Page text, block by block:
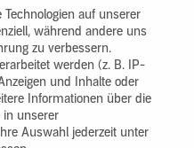
auf unserer
während andere uns
zu verbessern.
werden (z. B. IP-
und Inhalte oder
Informationen über die
in unserer
Auswahl jederzeit unter